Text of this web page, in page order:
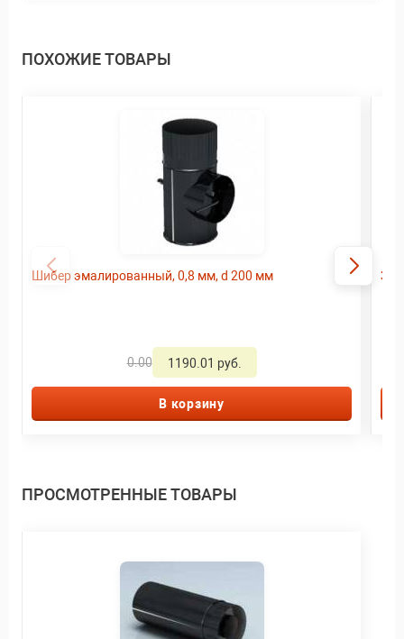
ПОХОЖИЕ ТОВАРЫ
Шибер эмалированный, 0,8 мм, d 200 мм
0.00 1190.01 руб.
В корзину
ПРОСМОТРЕННЫЕ ТОВАРЫ